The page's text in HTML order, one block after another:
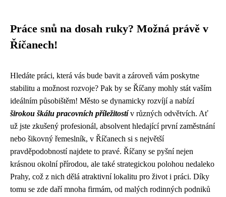
Práce snů na dosah ruky? Možná právě v
Říčanech!
Hledáte práci, která vás bude bavit a zároveň vám poskytne
stabilitu a možnost rozvoje? Pak by se Říčany mohly stát vaším
ideálním působištěm! Město se dynamicky rozvíjí a nabízí
širokou škálu pracovních příležitostív různých odvětvích. Ať
už jste zkušený profesionál, absolvent hledající první zaměstnání
nebo šikovný řemeslník, v Říčanech si s největší
pravděpodobností najdete to pravé. Říčany se pyšní nejen
krásnou okolní přírodou, ale také strategickou polohou nedaleko
Prahy, což z nich dělá atraktivní lokalitu pro život i práci. Díky
tomu se zde daří mnoha firmám, od malých rodinných podniků